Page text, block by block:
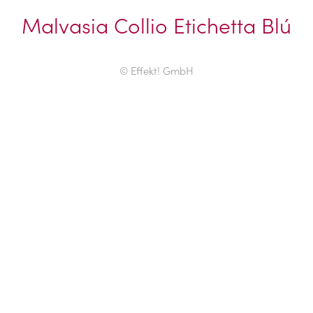
Malvasia Collio Etichetta Blú
© Effekt! GmbH